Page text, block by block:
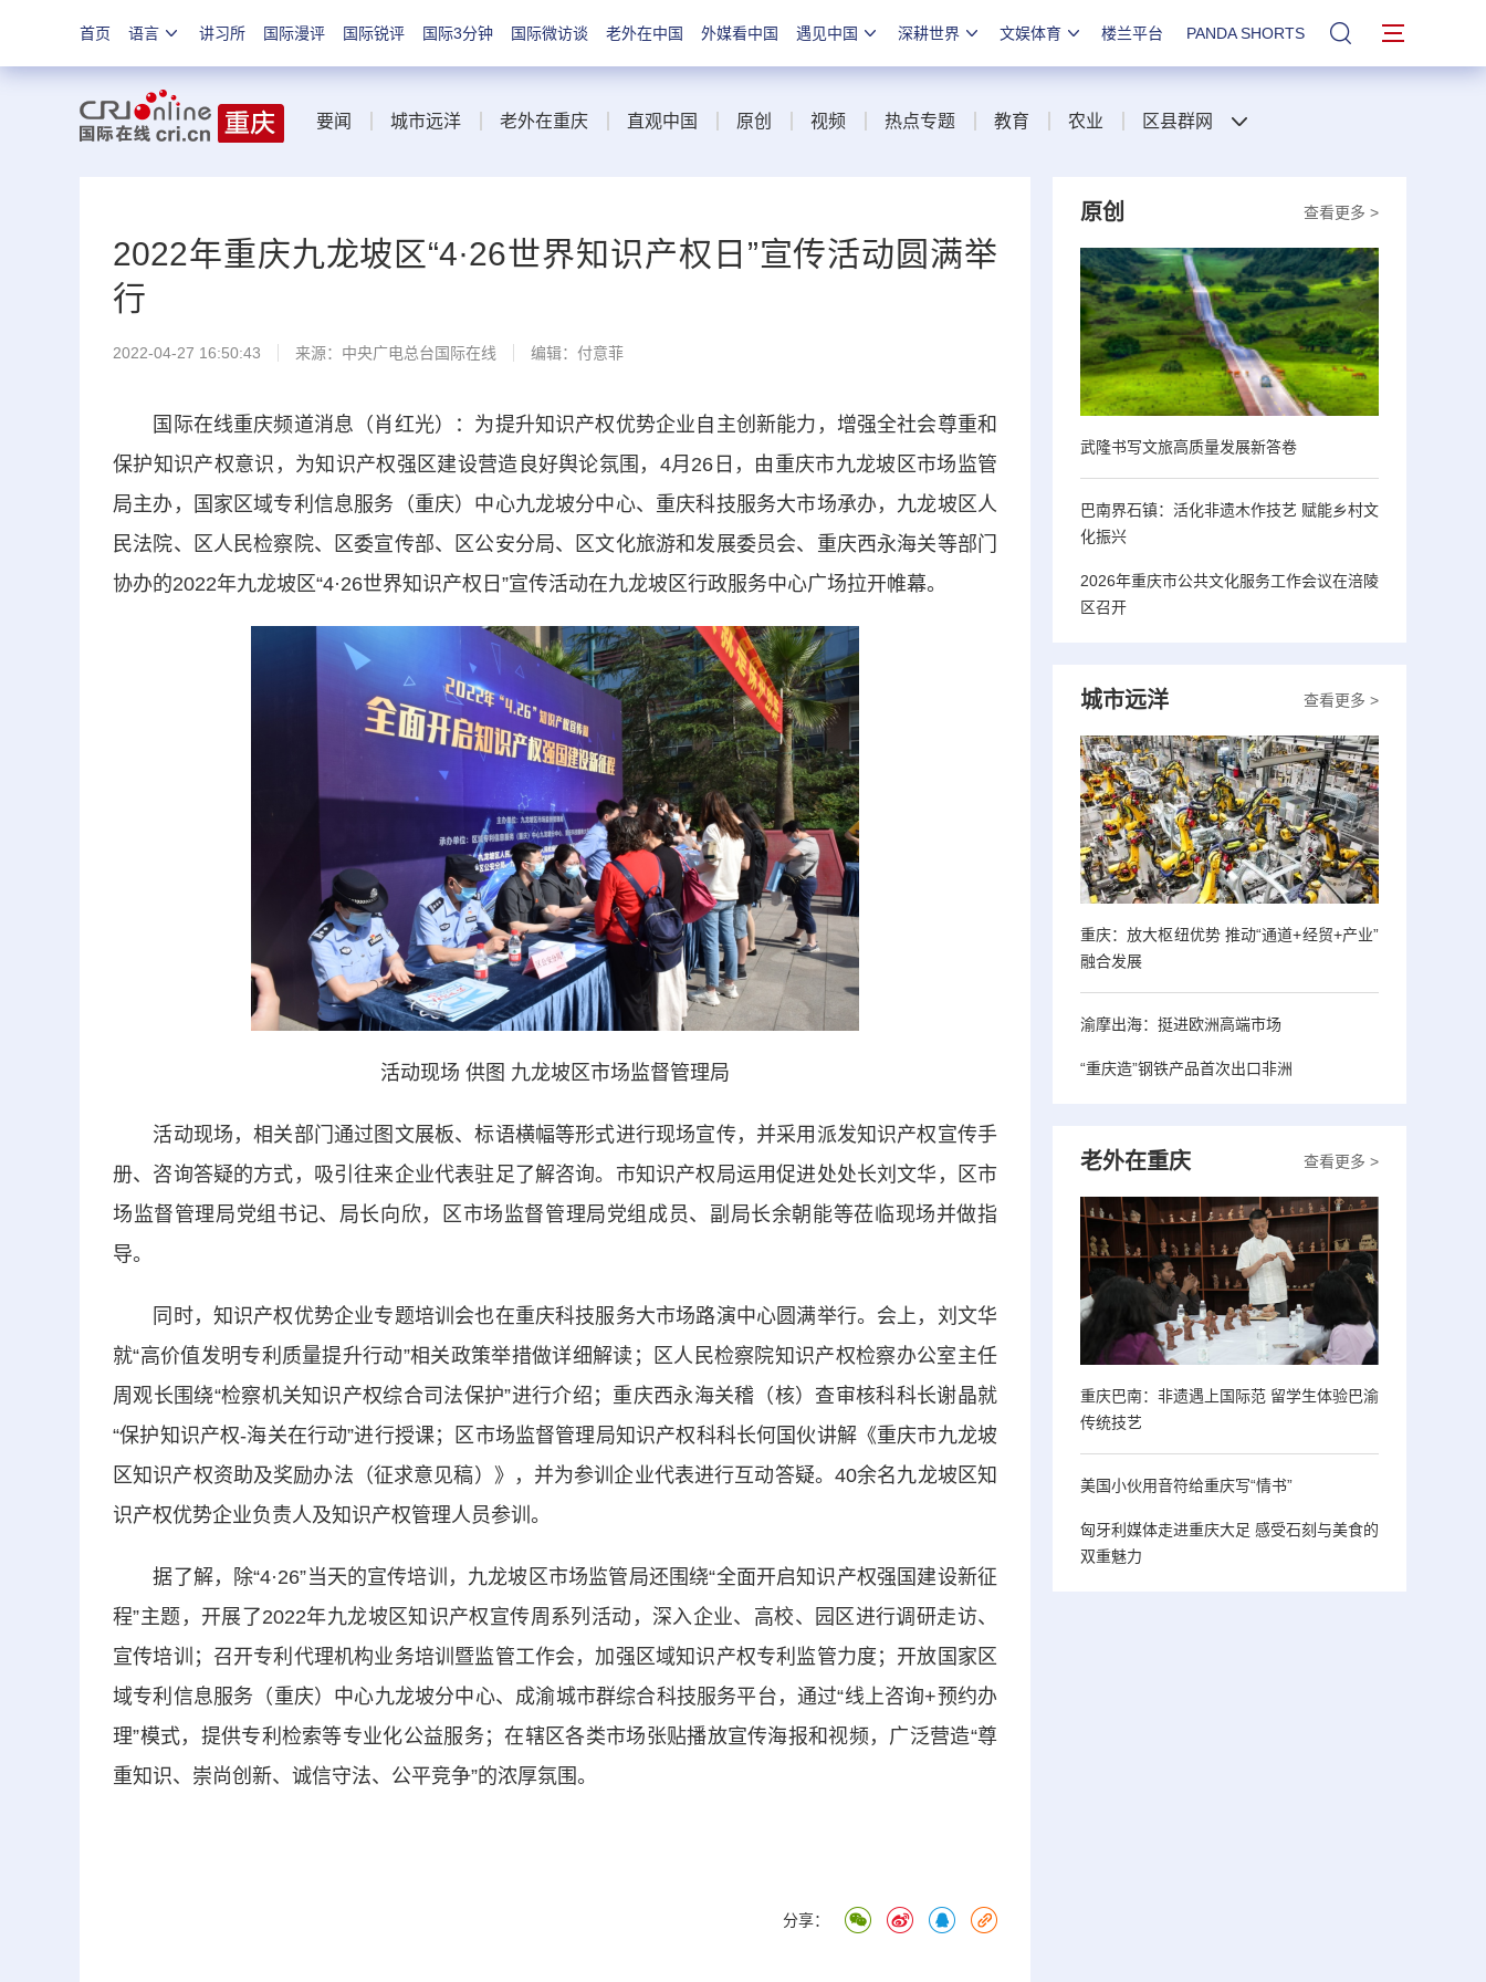
首页 语言 讲习所 国际漫评 国际锐评 国际3分钟 国际微访谈 老外在中国 外媒看中国 遇见中国 深耕世界 文娱体育 楼兰平台 PANDA SHORTS 站内搜索
要闻 城市远洋 老外在重庆 直观中国 原创 视频 热点专题 教育 农业 区县群网
2022年重庆九龙坡区“4·26世界知识产权日”宣传活动圆满举
行
2022-04-27 16:50:43 来源： 中央广电总台国际在线 编辑：付意菲
国际在线重庆频道消息（肖红光）：为提升知识产权优势企业自主创新能力，增强全社会尊重和
保护知识产权意识，为知识产权强区建设营造良好舆论氛围，4月26日，由重庆市九龙坡区市场监管
局主办，国家区域专利信息服务（重庆）中心九龙坡分中心、重庆科技服务大市场承办，九龙坡区人
民法院、区人民检察院、区委宣传部、区公安分局、区文化旅游和发展委员会、重庆西永海关等部门
协办的2022年九龙坡区“4·26世界知识产权日”宣传活动在九龙坡区行政服务中心广场拉开帷幕。
活动现场 供图 九龙坡区市场监督管理局
活动现场，相关部门通过图文展板、标语横幅等形式进行现场宣传，并采用派发知识产权宣传手
册、咨询答疑的方式，吸引往来企业代表驻足了解咨询。市知识产权局运用促进处处长刘文华，区市
场监督管理局党组书记、局长向欣，区市场监督管理局党组成员、副局长余朝能等莅临现场并做指
导。
同时，知识产权优势企业专题培训会也在重庆科技服务大市场路演中心圆满举行。会上，刘文华
就“高价值发明专利质量提升行动”相关政策举措做详细解读；区人民检察院知识产权检察办公室主任
周观长围绕“检察机关知识产权综合司法保护”进行介绍；重庆西永海关稽（核）查审核科科长谢晶就
“保护知识产权-海关在行动”进行授课；区市场监督管理局知识产权科科长何国伙讲解《重庆市九龙坡
区知识产权资助及奖励办法（征求意见稿）》，并为参训企业代表进行互动答疑。40余名九龙坡区知
识产权优势企业负责人及知识产权管理人员参训。
据了解，除“4·26”当天的宣传培训，九龙坡区市场监管局还围绕“全面开启知识产权强国建设新征
程”主题，开展了2022年九龙坡区知识产权宣传周系列活动，深入企业、高校、园区进行调研走访、
宣传培训；召开专利代理机构业务培训暨监管工作会，加强区域知识产权专利监管力度；开放国家区
域专利信息服务（重庆）中心九龙坡分中心、成渝城市群综合科技服务平台，通过“线上咨询+预约办
理”模式，提供专利检索等专业化公益服务；在辖区各类市场张贴播放宣传海报和视频，广泛营造“尊
重知识、崇尚创新、诚信守法、公平竞争”的浓厚氛围。
分享：
查看更多 >
原创
武隆书写文旅高质量发展新答卷
巴南界石镇：活化非遗木作技艺 赋能乡村文
化振兴
2026年重庆市公共文化服务工作会议在涪陵
区召开
查看更多 >
城市远洋
重庆：放大枢纽优势 推动“通道+经贸+产业”
融合发展
渝摩出海：挺进欧洲高端市场
“重庆造”钢铁产品首次出口非洲
查看更多 >
老外在重庆
重庆巴南：非遗遇上国际范 留学生体验巴渝
传统技艺
美国小伙用音符给重庆写“情书”
匈牙利媒体走进重庆大足 感受石刻与美食的
双重魅力